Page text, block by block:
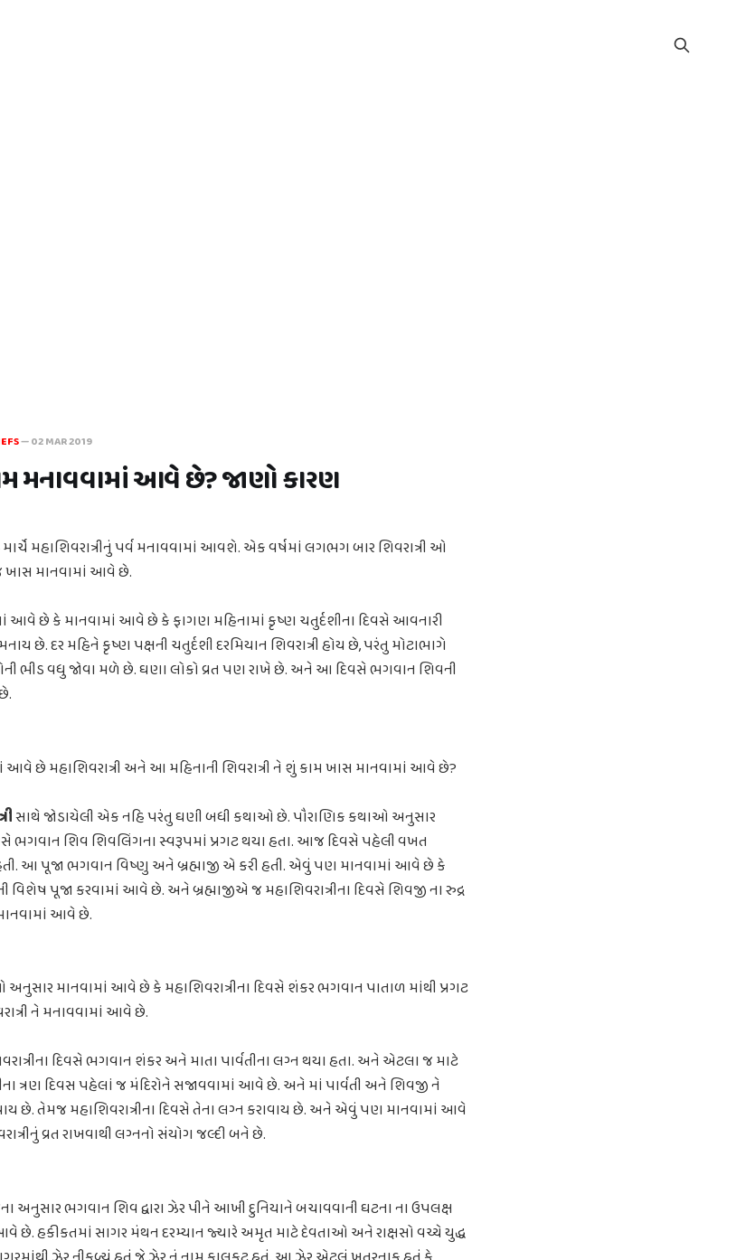
—02 MAR 2019
મનાવવામાં આવે છે? જાણો કારણ
મહાશિવરાત્રીનું પર્વ મનાવવામાં આવશે. એક વર્ષમાં લગભગ બાર શિવરાત્રી ઓ
માનવામાં આવે છે.
આવે છે કે માનવામાં આવે છે કે ફાગણ મહિનામાં કૃષ્ણ ચતુર્દશીના દિવસે આવનારી
મનાય છે. દર મહિને કૃષ્ણ પક્ષની ચતુર્દશી દરમિયાન શિવરાત્રી હોય છે, પરંતુ મોટાભાગે
ભીડ વધુ જોવા મળે છે. ઘણા લોકો વ્રત પણ રાખે છે. અને આ દિવસે ભગવાન શિવની
છે મહાશિવરાત્રી અને આ મહિનાની શિવરાત્રી ને શું કામ ખાસ માનવામાં આવે છે?
સાથે જોડાયેલી એક નહિ પરંતુ ઘણી બધી કથાઓ છે. પૌરાણિક કથાઓ અનુસાર
ભગવાન શિવ શિવલિંગના સ્વરૂપમાં પ્રગટ થયા હતા. આજ દિવસે પહેલી વખત
આ પૂજા ભગવાન વિષ્ણુ અને બ્રહ્માજી એ કરી હતી. એવું પણ માનવામાં આવે છે કે
વિશેષ પૂજા કરવામાં આવે છે. અને બ્રહ્માજીએ જ મહાશિવરાત્રીના દિવસે શિવજી ના રુદ્ર
આવે છે.
માનવામાં આવે છે કે મહાશિવરાત્રીના દિવસે શંકર ભગવાન પાતાળ માંથી પ્રગટ
ને મનાવવામાં આવે છે.
દિવસે ભગવાન શંકર અને માતા પાર્વતીના લગ્ન થયા હતા. અને એટલા જ માટે
ત્રણ દિવસ પહેલાં જ મંદિરોને સજાવવામાં આવે છે. અને માં પાર્વતી અને શિવજી ને
છે. તેમજ મહાશિવરાત્રીના દિવસે તેના લગ્ન કરાવાય છે. અને એવું પણ માનવામાં આવે
વ્રત રાખવાથી લગ્નનો સંયોગ જલ્દી બને છે.
ભગવાન શિવ દ્વારા ઝેર પીને આખી દુનિયાને બચાવવાની ઘટના ના ઉપલક્ષ
આવે છે. હકીકતમાં સાગર મંથન દરમ્યાન જ્યારે અમૃત માટે દેવતાઓ અને રાક્ષસો વચ્ચે યુદ્ધ